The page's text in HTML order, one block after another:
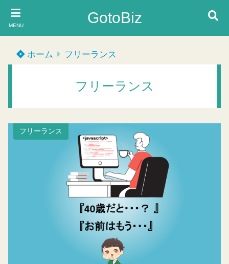
MENU GotoBiz
ホーム フリーランス
フリーランス
フリーランス